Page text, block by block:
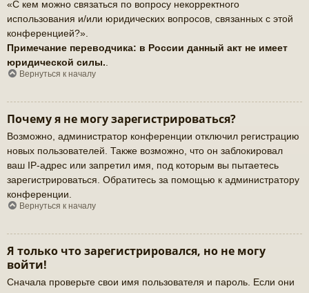
«С кем можно связаться по вопросу некорректного
использования и/или юридических вопросов, связанных с этой
конференцией?».
Примечание переводчика: в России данный акт не имеет
юридической силы.
Вернуться к началу
Почему я не могу зарегистрироваться?
Возможно, администратор конференции отключил регистрацию
новых пользователей. Также возможно, что он заблокировал
ваш IP-адрес или запретил имя, под которым вы пытаетесь
зарегистрироваться. Обратитесь за помощью к администратору
конференции.
Вернуться к началу
Я только что зарегистрировался, но не могу
войти!
Сначала проверьте свои имя пользователя и пароль. Если они